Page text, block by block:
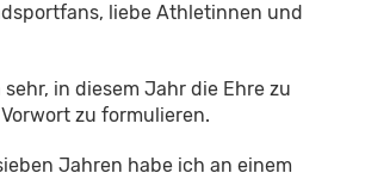
liebe Athletinnen und
in diesem Jahr die Ehre zu
zu formulieren.
Jahren habe ich an einem